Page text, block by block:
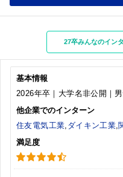
27卒みんなのイン
基本情報
2026年卒｜大学名非公開｜
他企業でのインターン
住友電気工業, ダイキン工業,
満足度